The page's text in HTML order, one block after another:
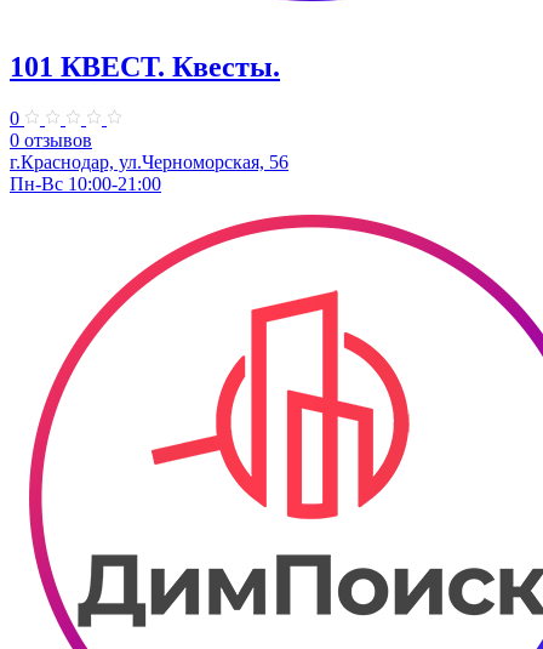
101 КВЕСТ. Квесты.
0
0 отзывов
г.Краснодар, ул.Черноморская, 56
Пн-Вс 10:00-21:00